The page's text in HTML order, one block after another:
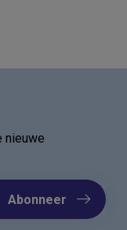
nieuwe
Abonneer